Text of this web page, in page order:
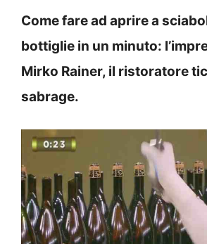
Come fare ad aprire a
bottiglie in un minuto:
Mirko Rainer, il ristoratore
sabrage.